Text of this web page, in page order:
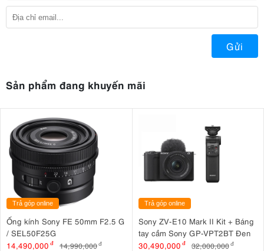
Gửi
Sản phẩm đang khuyến mãi
Trả góp online
Ống kính Sony FE 50mm F2.5 G
/ SEL50F25G
14,490,000 đ 14,990,000đ
Trả góp online
Sony ZV-E10 Mark II Kit + Báng
tay cầm Sony GP-VPT2BT Đen
30,490,000 đ 32,000,000 đ